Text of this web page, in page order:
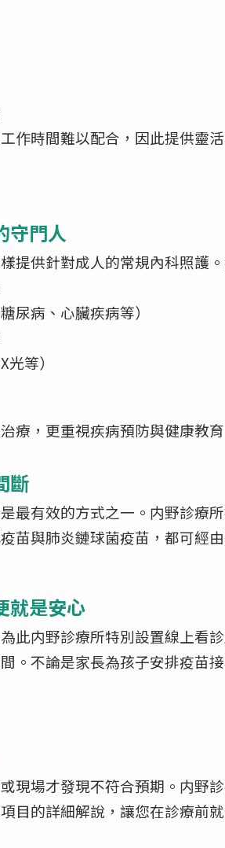
作時間難以配合，因此提供靈
守門人
提供針對成人的常規內科照護
尿病、心臟疾病等）
等）
療，更重視疾病預防與健康教
斷
最有效的方式之一。内野診療
苗與肺炎鏈球菌疫苗，都可經
就是安心
此内野診療所特別設置線上看
。不論是家長為孩子安排疫苗
現場才發現不符合預期。内野
目的詳細解說，讓您在診療前